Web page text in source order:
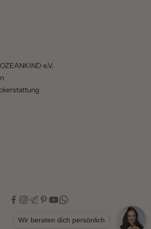
e.V.
Wir beraten dich persönlich